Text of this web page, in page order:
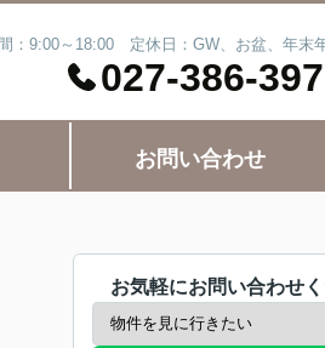
：9:00～18:00 定休日：GW、お盆、年末
027-386-
お問い合わせ
お気軽にお問い合わせ